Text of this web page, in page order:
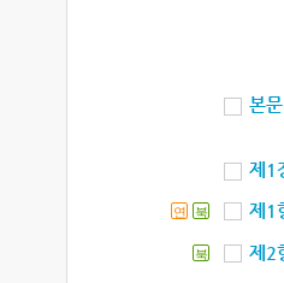
본문
제1
연 북 제1
북 제2